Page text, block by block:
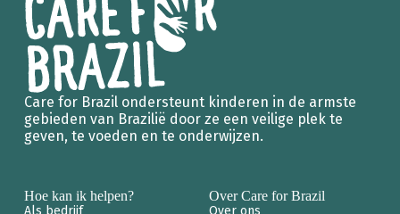
Care for Brazil ondersteunt kinderen in de armste
gebieden van Brazilië door ze een veilige plek te
geven, te voeden en te onderwijzen.
Hoe kan ik helpen?
Over Care for Brazil